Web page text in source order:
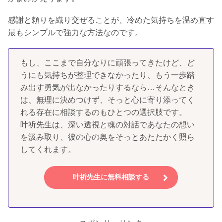
感謝と頼りを織り交ぜることが、冷めた気持ちを温め直す
最もシンプルで強力な方法なのです。
もし、ここまで自分なりに頑張ってきたけど、ど
うにも気持ちが整理できなかったり、もう一歩踏
み出す勇気が出なかったりするなら…そんなとき
は、無理に決めつけず、そっと心に寄り添ってく
れる存在に相談するのもひとつの選択肢です。
叶祈先生は、深い透視と魂の対話であなたの想い
を汲み取り、彼の心の奥をそっとあたたかく照ら
してくれます。
叶祈先生に無料相談する